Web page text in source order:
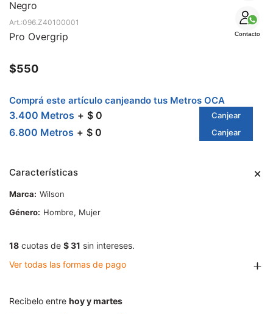
Negro
Contacto
096.Z40100001
Pro Overgrip
$550
Comprá este artículo canjeando tus Metros OCA
3.400 Metros $ 0 Canjear
6.800 Metros $ 0 Canjear
Características
Marca
Wilson
Género
Hombre, Mujer
18 cuotas de $ 31 sin intereses.
Ver todas las formas de pago
Recibelo entre hoy y martes